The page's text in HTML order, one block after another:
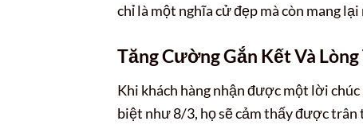
chỉ là một nghĩa cử đẹp mà còn mang
Tăng Cường Gắn Kết Và
Khi khách hàng nhận được một lời
biệt như 8/3, họ sẽ cảm thấy được trân